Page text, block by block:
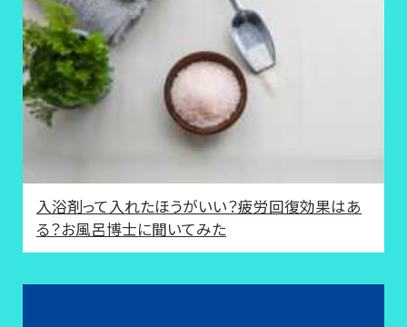
入浴剤って入れたほうがいい？疲労回復効果はあ
る？お風呂博士に聞いてみた